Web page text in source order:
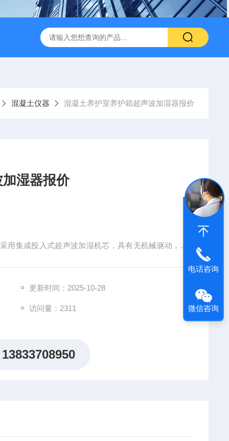
混凝土泌水率试验容量筒试验方法 生石灰浆渣测定仪
混凝土仪器 混凝土养护室养护箱超声波加湿器报价
湿器报价
用集成投入式超声波加湿机芯，具有无机械驱动，低
更新时间：2025-10-28
访问量：2311
13833708950
电话咨询
微信咨询